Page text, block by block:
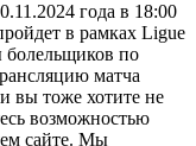
года в 18:00
в рамках Ligue
болельщиков по
матча
вы тоже хотите не
возможностью
сайте. Мы